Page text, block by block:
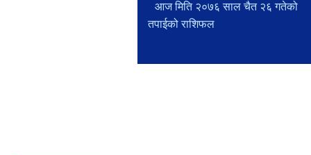
आज मिति २०७६ साल चैत २६ गतेको
तपाईको राशिफल